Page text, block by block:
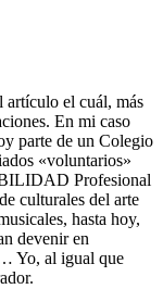
artículo el cuál, más
En mi caso
parte de un Colegio
«voluntarios»
Profesional
culturales del arte
hasta hoy,
devenir en
Yo, al igual que